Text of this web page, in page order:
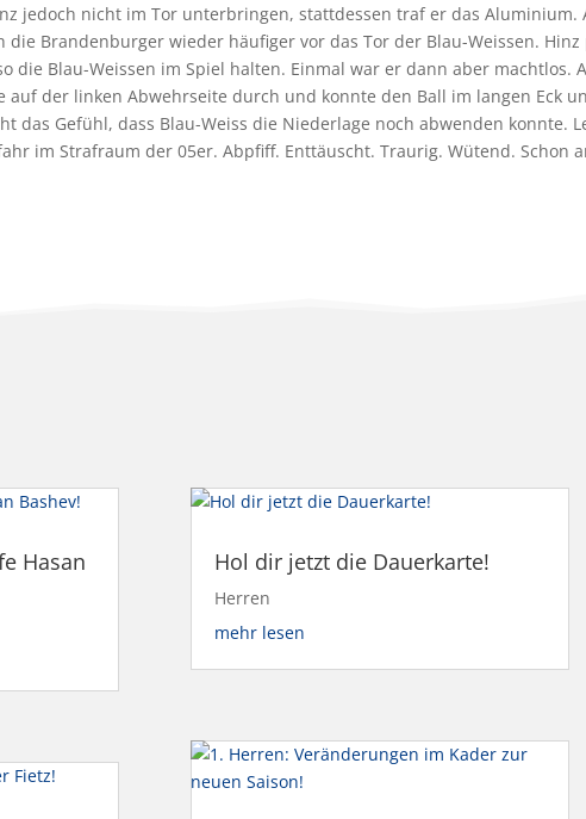
jedoch nicht im Tor unterbringen, stattdessen traf er das Aluminium.
die Brandenburger wieder häufiger vor das Tor der Blau-Weissen.
die Blau-Weissen im Spiel halten. Einmal war er dann aber machtlos.
auf der linken Abwehrseite durch und konnte den Ball im langen Eck
das Gefühl, dass Blau-Weiss die Niederlage noch abwenden konnte.
im Strafraum der 05er. Abpfiff. Enttäuscht. Traurig. Wütend. Schon
Hasan Hol dir jetzt die Dauerkarte!
Herren
mehr lesen